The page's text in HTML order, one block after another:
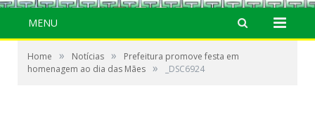
MENU
Home » Notícias »
Prefeitura promove festa em
homenagem ao dia das Mães » _DSC6924